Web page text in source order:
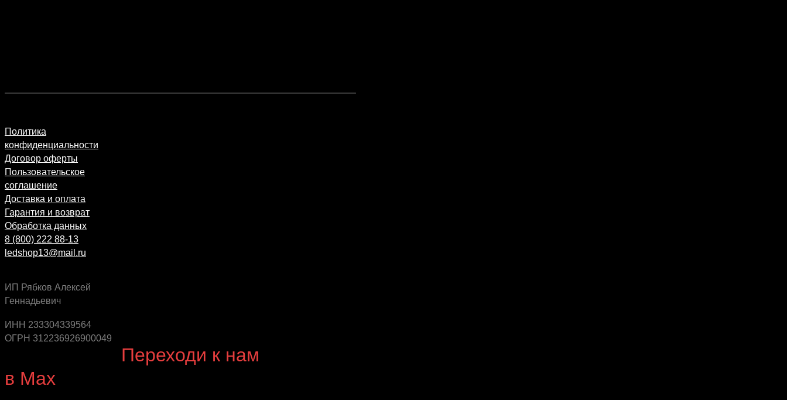
новинок и новых поступлений на склад
Переходи к нам
в Max
Политика
конфиденциальности
Договор оферты
Пользовательское
соглашение
Доставка и оплата
Гарантия и возврат
Обработка данных
8 (800) 222 88-13
ledshop13@mail.ru
ИП Рябков Алексей
Геннадьевич
ИНН 233304339564
ОГРН 312236926900049